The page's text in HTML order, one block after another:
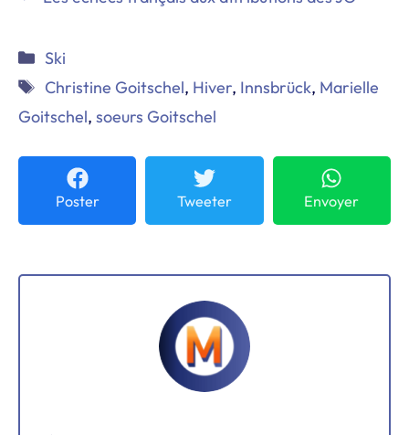
Catégories
Ski
Étiquettes
Christine Goitschel, Hiver, Innsbrück, Marielle
Goitschel, soeurs Goitschel
Poster Tweeter Envoyer